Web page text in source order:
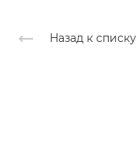
Назад к списку